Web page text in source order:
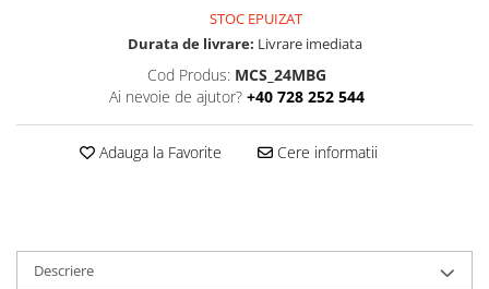
STOC EPUIZAT
Durata de livrare: Livrare imediata
Cod Produs: MCS_24MBG
Ai nevoie de ajutor? +40 728 252 544
Adauga la Favorite Cere informatii
Descriere